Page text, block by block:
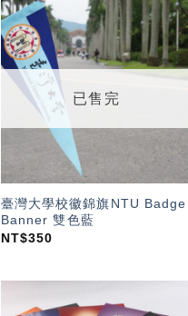
加入
「願
望輕
已售完
臺灣大學校徽錦旗NTU Badge
Banner 雙色藍
NT$350